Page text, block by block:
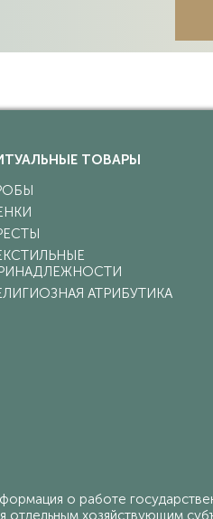
ТОВАРЫ
АТРИБУТИКА
о работе
хозяйствующим